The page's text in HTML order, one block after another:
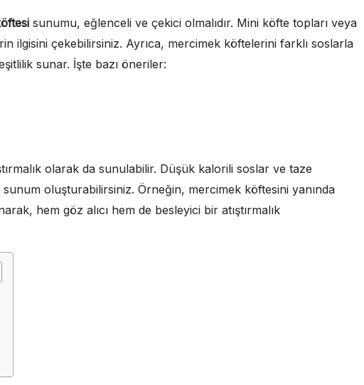
sunumu, eğlenceli ve çekici olmalıdır. Mini köfte topları veya
ilgisini çekebilirsiniz. Ayrıca, mercimek köftelerini farklı soslarla
sunar. İşte bazı öneriler:
olarak da sunulabilir. Düşük kalorili soslar ve taze
oluşturabilirsiniz. Örneğin, mercimek köftesini yanında
hem göz alıcı hem de besleyici bir atıştırmalık